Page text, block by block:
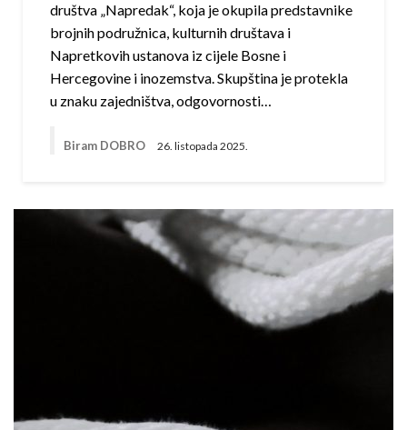
društva „Napredak“, koja je okupila predstavnike
brojnih podružnica, kulturnih društava i
Napretkovih ustanova iz cijele Bosne i
Hercegovine i inozemstva. Skupština je protekla
u znaku zajedništva, odgovornosti…
Biram DOBRO 26. listopada 2025.